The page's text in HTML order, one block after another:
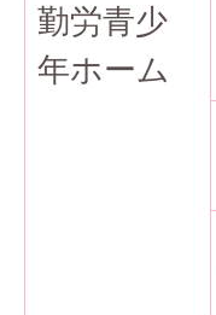
勤労青少
年ホーム